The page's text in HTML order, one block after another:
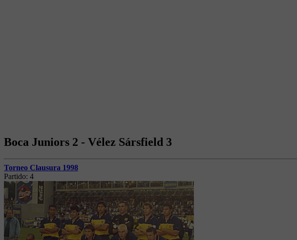
Boca Juniors 2 - Vélez Sársfield 3
Torneo Clausura 1998
Partido: 4